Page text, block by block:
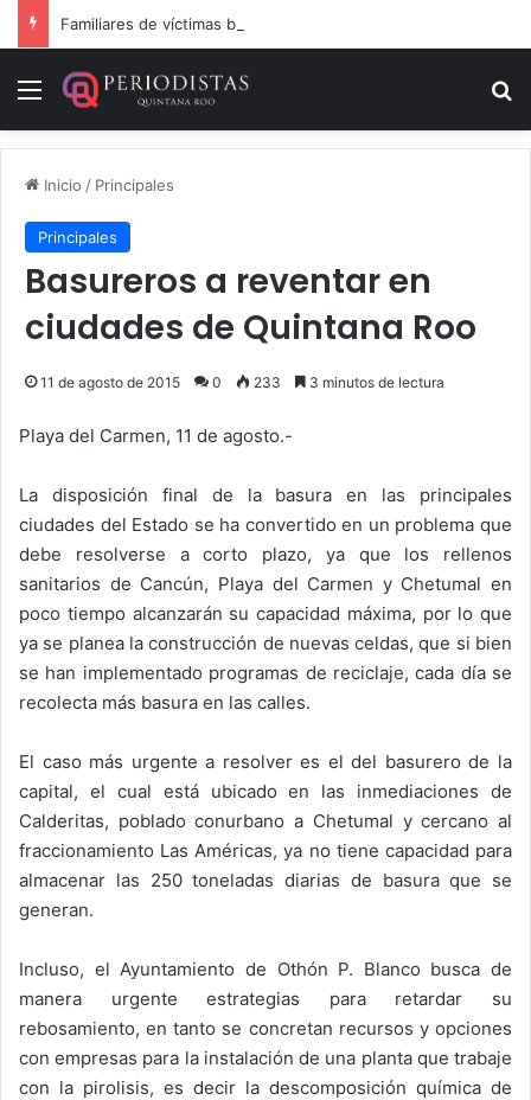
Menú
Inicio / Principales
Principales
Basureros a reventar en
ciudades de Quintana Roo
11 de agosto de 2015 0 233 3 minutos de lectura
Playa del Carmen, 11 de agosto.-
La disposición final de la basura en las principales
ciudades del Estado se ha convertido en un problema que
debe resolverse a corto plazo, ya que los rellenos
sanitarios de Cancún, Playa del Carmen y Chetumal en
poco tiempo alcanzarán su capacidad máxima, por lo que
ya se planea la construcción de nuevas celdas, que si bien
se han implementado programas de reciclaje, cada día se
recolecta más basura en las calles.
El caso más urgente a resolver es el del basurero de la
capital, el cual está ubicado en las inmediaciones de
Calderitas, poblado conurbano a Chetumal y cercano al
fraccionamiento Las Américas, ya no tiene capacidad para
almacenar las 250 toneladas diarias de basura que se
generan.
Incluso, el Ayuntamiento de Othón P. Blanco busca de
manera urgente estrategias para retardar su
rebosamiento, en tanto se concretan recursos y opciones
con empresas para la instalación de una planta que trabaje
con la pirolisis, es decir la descomposición química de